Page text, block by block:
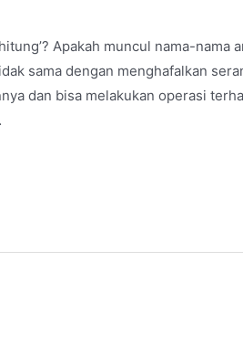
Apakah muncul nama-nama
sama dengan menghafalkan
dan bisa melakukan operasi